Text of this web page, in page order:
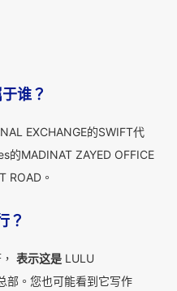
谁？
EXCHANGE的SWIFT代
的MADINAT ZAYED OFFICE
ROAD。
？
表示这是 LULU
部。您也可能看到它写作